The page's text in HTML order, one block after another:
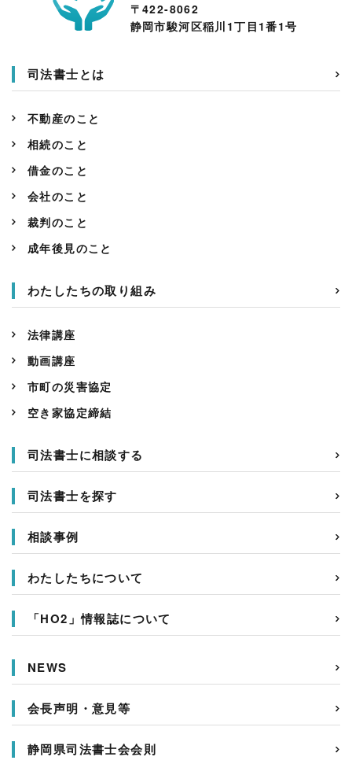
〒422-8062
静岡市駿河区稲川1丁目1番1号
司法書士とは
不動産のこと
相続のこと
借金のこと
会社のこと
裁判のこと
成年後見のこと
わたしたちの取り組み
法律講座
動画講座
市町の災害協定
空き家協定締結
司法書士に相談する
司法書士を探す
相談事例
わたしたちについて
「HO2」情報誌について
NEWS
会長声明・意見等
静岡県司法書士会会則